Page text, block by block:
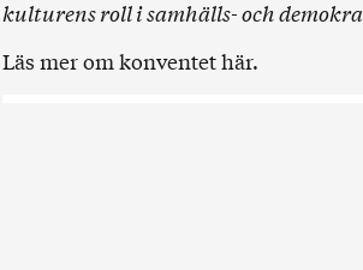
kulturens roll i samhälls- och
Läs mer om konventethär.